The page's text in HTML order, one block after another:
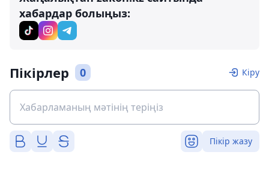
хабардар болыңыз:
Пікірлер 0 Кіру
Пікір жазу